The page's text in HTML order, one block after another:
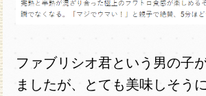
ファブリシオ君という男の子
ましたが、とても美味しそう